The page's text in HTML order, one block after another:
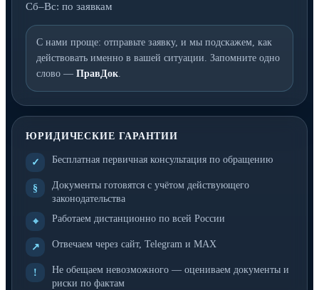
Сб–Вс: по заявкам
С нами проще: отправьте заявку, и мы подскажем, как
действовать именно в вашей ситуации. Запомните одно
слово — ПравДок.
ЮРИДИЧЕСКИЕ ГАРАНТИИ
✓ Бесплатная первичная консультация по обращению
§
Документы готовятся с учётом действующего
законодательства
⌖ Работаем дистанционно по всей России
↗ Отвечаем через сайт, Telegram и MAX
!
Не обещаем невозможного — оцениваем документы и
риски по фактам